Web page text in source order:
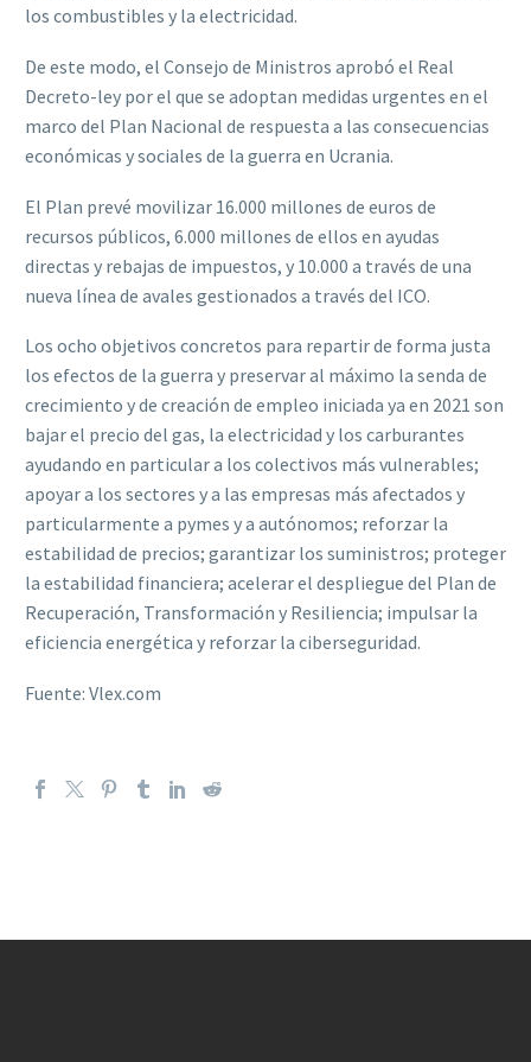
los combustibles y la electricidad.
De este modo, el Consejo de Ministros aprobó el Real
Decreto-ley por el que se adoptan medidas urgentes en el
marco del Plan Nacional de respuesta a las consecuencias
económicas y sociales de la guerra en Ucrania.
El Plan prevé movilizar 16.000 millones de euros de
recursos públicos, 6.000 millones de ellos en ayudas
directas y rebajas de impuestos, y 10.000 a través de una
nueva línea de avales gestionados a través del ICO.
Los ocho objetivos concretos para repartir de forma justa
los efectos de la guerra y preservar al máximo la senda de
crecimiento y de creación de empleo iniciada ya en 2021 son
bajar el precio del gas, la electricidad y los carburantes
ayudando en particular a los colectivos más vulnerables;
apoyar a los sectores y a las empresas más afectados y
particularmente a pymes y a autónomos; reforzar la
estabilidad de precios; garantizar los suministros; proteger
la estabilidad financiera; acelerar el despliegue del Plan de
Recuperación, Transformación y Resiliencia; impulsar la
eficiencia energética y reforzar la ciberseguridad.
Fuente: Vlex.com